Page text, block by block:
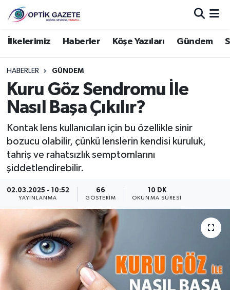
İlkelerimiz Haberler Köşe Yazıları Gündem
HABERLER GÜNDEM
Kuru Göz Sendromu İle
Nasıl Başa Çıkılır?
Kontak lens kullanıcıları için bu özellikle sinir
bozucu olabilir, çünkü lenslerin kendisi kuruluk,
tahriş ve rahatsızlık semptomlarını
şiddetlendirebilir.
02.03.2025 - 10:52
YAYINLANMA
66
GÖSTERIM
10 DK
OKUNMA SÜRESI
Nöbetçi Eczaneler
Hava Durumu
İstanbul Namaz Vakitleri
Trafik Durumu
Süper Lig Puan Durumu ve Fikstür
Tüm Manşetler
Son Dakika Haberleri
Haber Arşivi